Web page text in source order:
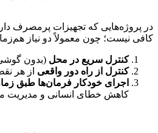
در پروژه‌هایی که تجهیزات پرمصرف
کافی نیست؛ چون معمولاً دو نیاز
کنترل سریع در محل (بدون گوشی
کنترل از راه دور واقعی از هر
اجرای خودکار فرمان‌ها طبق
کاهش خطای انسانی و